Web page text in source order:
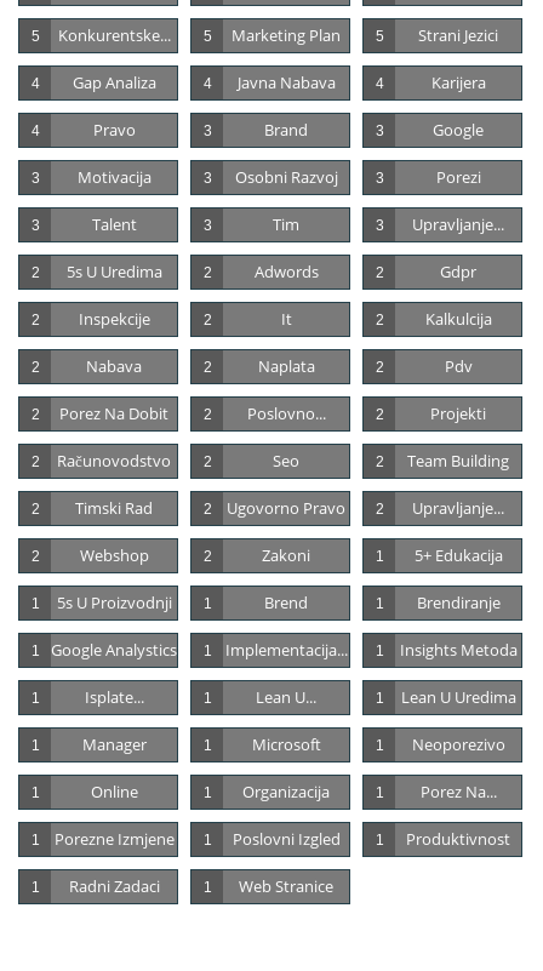
Konkurentske...
5 Marketing Plan
5 Strani Jezici
5
Gap Analiza
4 Javna Nabava
4 Karijera
4
Pravo
4 Brand
3 Google
3
Motivacija
3 Osobni Razvoj
3 Porezi
3
Talent
3 Tim
3 Upravljanje...
3
5s U Uredima
2 Adwords
2 Gdpr
2
Inspekcije
2 It
2 Kalkulcija
2
Nabava
2 Naplata
2 Pdv
2
Porez Na Dobit
2 Poslovno...
2 Projekti
2
Računovodstvo
2 Seo
2 Team Building
2
Timski Rad
2 Ugovorno Pravo
2 Upravljanje...
2
Webshop
2 Zakoni
2 5+ Edukacija
1
5s U Proizvodnji
1 Brend
1 Brendiranje
1
Google Analystics
1 Implementacija...
1 Insights Metoda
1
Isplate...
1 Lean U...
1 Lean U Uredima
1
Manager
1 Microsoft
1 Neoporezivo
1
Online
1 Organizacija
1 Porez Na...
1
Porezne Izmjene
1 Poslovni Izgled
1 Produktivnost
1
Radni Zadaci
1 Web Stranice
1